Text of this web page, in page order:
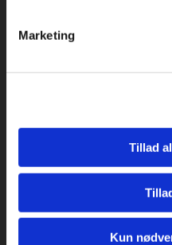
Marketing
Tillad
Kun